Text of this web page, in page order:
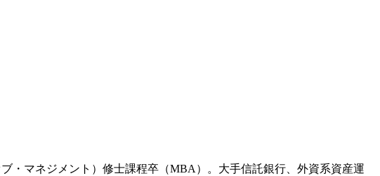
・マネジメント）修士課程卒（MBA）。大手信託銀行、外資系資産運